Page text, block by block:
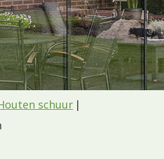
schuur